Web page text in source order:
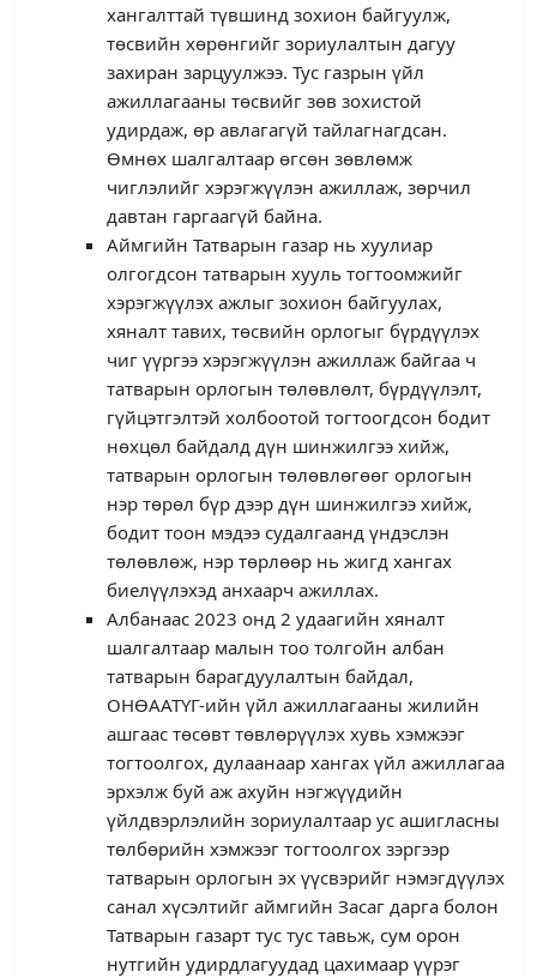
хангалттай түвшинд зохион байгуулж,
төсвийн хөрөнгийг зориулалтын дагуу
захиран зарцуулжээ. Тус газрын үйл
ажиллагааны төсвийг зөв зохистой
удирдаж, өр авлагагүй тайлагнагдсан.
Өмнөх шалгалтаар өгсөн зөвлөмж
чиглэлийг хэрэгжүүлэн ажиллаж, зөрчил
давтан гаргаагүй байна.
Аймгийн Татварын газар нь хуулиар
олгогдсон татварын хууль тогтоомжийг
хэрэгжүүлэх ажлыг зохион байгуулах,
хяналт тавих, төсвийн орлогыг бүрдүүлэх
чиг үүргээ хэрэгжүүлэн ажиллаж байгаа ч
татварын орлогын төлөвлөлт, бүрдүүлэлт,
гүйцэтгэлтэй холбоотой тогтоогдсон бодит
нөхцөл байдалд дүн шинжилгээ хийж,
татварын орлогын төлөвлөгөөг орлогын
нэр төрөл бүр дээр дүн шинжилгээ хийж,
бодит тоон мэдээ судалгаанд үндэслэн
төлөвлөж, нэр төрлөөр нь жигд хангах
биелүүлэхэд анхаарч ажиллах.
Албанаас 2023 онд 2 удаагийн хяналт
шалгалтаар малын тоо толгойн албан
татварын барагдуулалтын байдал,
ОНӨААТҮГ-ийн үйл ажиллагааны жилийн
ашгаас төсөвт төвлөрүүлэх хувь хэмжээг
тогтоолгох, дулаанаар хангах үйл ажиллагаа
эрхэлж буй аж ахуйн нэгжүүдийн
үйлдвэрлэлийн зориулалтаар ус ашигласны
төлбөрийн хэмжээг тогтоолгох зэргээр
татварын орлогын эх үүсвэрийг нэмэгдүүлэх
санал хүсэлтийг аймгийн Засаг дарга болон
Татварын газарт тус тус тавьж, сум орон
нутгийн удирдлагуудад цахимаар үүрэг